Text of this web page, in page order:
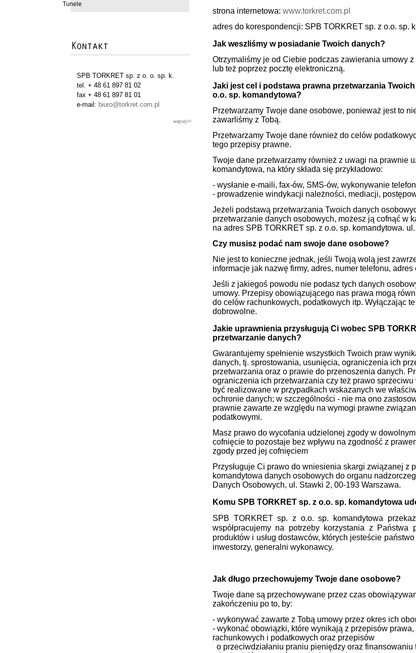
Tunele
SPB TORKRET sp. z o. o. sp. k.
tel. + 48 61 897 81 02
fax + 48 61 897 81 01
e-mail: biuro@torkret.com.pl
więcej>>
strona internetowa: www.torkret.com.pl
adres do korespondencji: SPB TORKRET sp. z o.o. sp.
Jak weszliśmy w posiadanie Twoich danych?
Otrzymaliśmy je od Ciebie podczas zawierania umowy
lub też poprzez pocztę elektroniczną.
Jaki jest cel i podstawa prawna przetwarzania
o.o. sp. komandytowa?
Przetwarzamy Twoje dane osobowe, ponieważ jest to
zawarliśmy z Tobą.
Przetwarzamy Twoje dane również do celów
tego przepisy prawne.
Twoje dane przetwarzamy również z uwagi na prawnie
komandytowa, na który składa się przykładowo:
- wysłanie e-maili, fax-ów, SMS-ów, wykonywanie
- prowadzenie windykacji należności, mediacji,
Jeżeli podstawą przetwarzania Twoich danych
przetwarzanie danych osobowych, możesz ją cofnąć w
na adres SPB TORKRET sp. z o.o. sp. komandytowa.
Czy musisz podać nam swoje dane osobowe?
Nie jest to konieczne jednak, jeśli Twoją wolą jest
informacje jak nazwę firmy, adres, numer telefonu,
Jeśli z jakiegoś powodu nie podasz tych danych
umowy. Przepisy obowiązującego nas prawa mogą
do celów rachunkowych, podatkowych itp. Wyłączając
dobrowolne.
Jakie uprawnienia przysługują Ci wobec SPB
przetwarzanie danych?
Gwarantujemy spełnienie wszystkich Twoich praw
danych, tj. sprostowania, usunięcia, ograniczenia ich
przetwarzania oraz o prawie do przenoszenia danych.
ograniczenia ich przetwarzania czy też prawo
być realizowane w przypadkach wskazanych we
ochronie danych; w szczególności - nie ma ono
prawnie zawarte ze względu na wymogi prawne
podatkowymi.
Masz prawo do wycofania udzielonej zgody w
cofnięcie to pozostaje bez wpływu na zgodność z
zgody przed jej cofnięciem
Przysługuje Ci prawo do wniesienia skargi związanej z
komandytowa danych osobowych do organu
Danych Osobowych, ul. Stawki 2, 00-193 Warszawa.
Komu SPB TORKRET sp. z o.o. sp. komandytowa
SPB TORKRET sp. z o.o. sp. komandytowa
współpracujemy na potrzeby korzystania z
produktów i usług dostawców, których jesteście
inwestorzy, generalni wykonawcy.
Jak długo przechowujemy Twoje dane osobowe?
Twoje dane są przechowywane przez czas
zakończeniu po to, by:
- wykonywać zawarte z Tobą umowy przez okres ich
- wykonać obowiązki, które wynikają z przepisów
rachunkowych i podatkowych oraz przepisów
o przeciwdziałaniu praniu pieniędzy oraz finansowaniu